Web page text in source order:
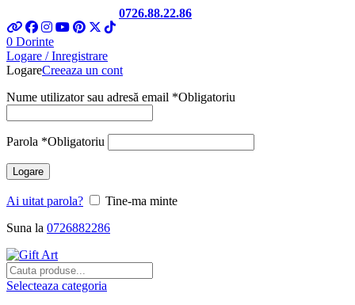
0726.88.22.86
0 Dorinte
Logare / Inregistrare
LogareCreeaza un cont
Nume utilizator sau adresă email *Obligatoriu
Parola *Obligatoriu
Logare
Ai uitat parola?
Tine-ma minte
Suna la 0726882286
Selecteaza categoria